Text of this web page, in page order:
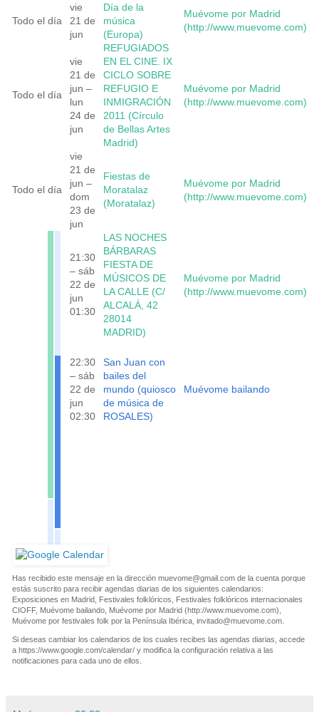
Todo el día
vie
21 de
jun
Día de la
música
(Europa)
Muévome por Madrid
(http://www.muevome.com)
Todo el día
vie
21 de
jun –
lun
24 de
jun
REFUGIADOS
EN EL CINE. IX
CICLO SOBRE
REFUGIO E
INMIGRACIÓN
2011 (Círculo
de Bellas Artes
Madrid)
Muévome por Madrid
(http://www.muevome.com)
Todo el día
vie
21 de
jun –
dom
23 de
jun
Fiestas de
Moratalaz
(Moratalaz)
Muévome por Madrid
(http://www.muevome.com)
21:30
– sáb
22 de
jun
01:30
LAS NOCHES
BÁRBARAS
FIESTA DE
MÚSICOS DE
LA CALLE (C/
ALCALÁ, 42
28014
MADRID)
Muévome por Madrid
(http://www.muevome.com)
22:30
– sáb
22 de
jun
02:30
San Juan con
bailes del
mundo (quiosco
de música de
ROSALES)
Muévome bailando
Has recibido este mensaje en la dirección muevome@gmail.com de la cuenta porque
estás suscrito para recibir agendas diarias de los siguientes calendarios:
Exposiciones en Madrid, Festivales folklóricos, Festivales folklóricos internacionales
CIOFF, Muévome bailando, Muévome por Madrid (http://www.muevome.com),
Muévome por festivales folk por la Península Ibérica, invitado@muevome.com
Si deseas cambiar los calendarios de los cuales recibes las agendas diarias, accede
a https://www.google.com/calendar/ y modifica la configuración relativa a las
notificaciones para cada uno de ellos.